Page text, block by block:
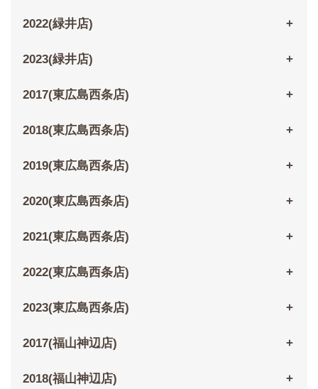
2022(緑井店)
2023(緑井店)
2017(東広島西条店)
2018(東広島西条店)
2019(東広島西条店)
2020(東広島西条店)
2021(東広島西条店)
2022(東広島西条店)
2023(東広島西条店)
2017(福山神辺店)
2018(福山神辺店)